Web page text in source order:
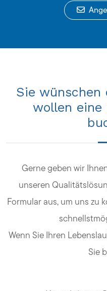
Sie wünschen
wollen eine
Gerne geben wir
unseren
Formular aus, um uns zu
Wenn Sie Ihren
Sie